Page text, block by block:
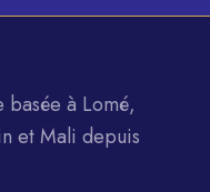
à Lomé,
et Mali depuis